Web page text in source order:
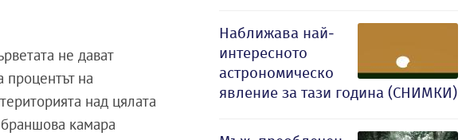
не дават
процентът на
над цялата
браншова камара
Наближава най-
интересното
астрономическо
явление за тази година (СНИМКИ)